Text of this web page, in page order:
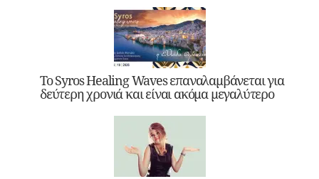
Το Syros Healing Waves επαναλαμβάνεται για
δεύτερη χρονιά και είναι ακόμα μεγαλύτερο